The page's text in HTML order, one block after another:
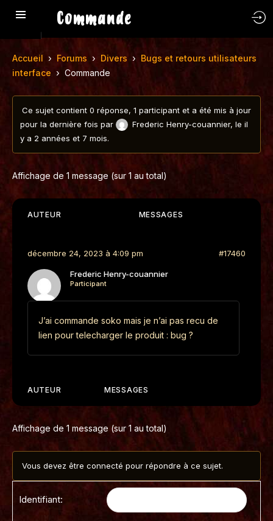
Commande
Accueil › Forums › Divers › Bugs et retours utilisateurs
interface › Commande
Ce sujet contient 0 réponse, 1 participant et a été mis à jour
pour la dernière fois par
Frederic Henry-couannier, le il
y a 2 années et 7 mois.
Affichage de 1 message (sur 1 au total)
AUTEUR MESSAGES
décembre 24, 2023 à 4:09 pm #17460
Frederic Henry-couannier
Participant
J’ai commande soko mais je n’ai pas recu de
lien pour telecharger le produit : bug ?
AUTEUR MESSAGES
Affichage de 1 message (sur 1 au total)
Vous devez être connecté pour répondre à ce sujet.
Identifiant: